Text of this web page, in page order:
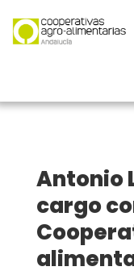
Antonio
cargo